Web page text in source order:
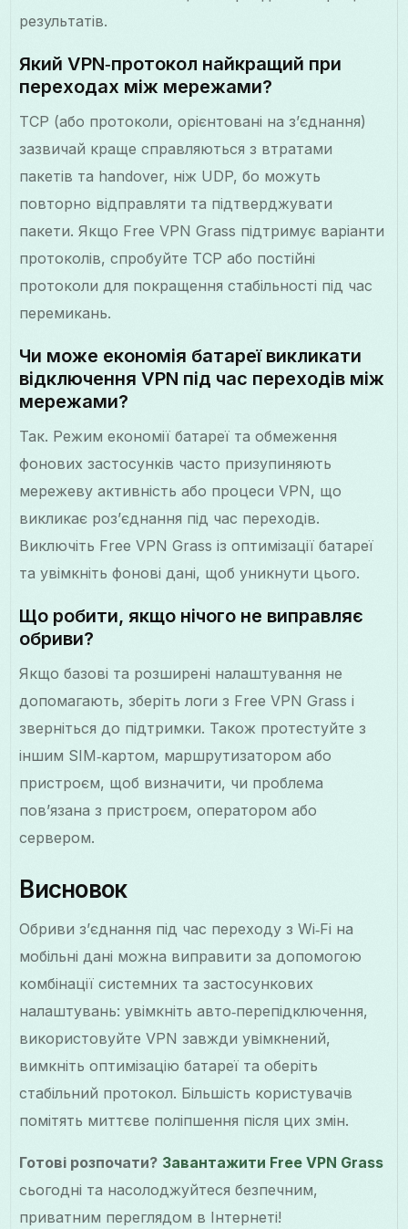
результатів.
Який VPN‑протокол найкращий при
переходах між мережами?
TCP (або протоколи, орієнтовані на з’єднання)
зазвичай краще справляються з втратами
пакетів та handover, ніж UDP, бо можуть
повторно відправляти та підтверджувати
пакети. Якщо Free VPN Grass підтримує варіанти
протоколів, спробуйте TCP або постійні
протоколи для покращення стабільності під час
перемикань.
Чи може економія батареї викликати
відключення VPN під час переходів між
мережами?
Так. Режим економії батареї та обмеження
фонових застосунків часто призупиняють
мережеву активність або процеси VPN, що
викликає роз’єднання під час переходів.
Виключіть Free VPN Grass із оптимізації батареї
та увімкніть фонові дані, щоб уникнути цього.
Що робити, якщо нічого не виправляє
обриви?
Якщо базові та розширені налаштування не
допомагають, зберіть логи з Free VPN Grass і
зверніться до підтримки. Також протестуйте з
іншим SIM‑картом, маршрутизатором або
пристроєм, щоб визначити, чи проблема
пов’язана з пристроєм, оператором або
сервером.
Висновок
Обриви з’єднання під час переходу з Wi‑Fi на
мобільні дані можна виправити за допомогою
комбінації системних та застосункових
налаштувань: увімкніть авто‑перепідключення,
використовуйте VPN завжди увімкнений,
вимкніть оптимізацію батареї та оберіть
стабільний протокол. Більшість користувачів
помітять миттєве поліпшення після цих змін.
Готові розпочати? Завантажити Free VPN Grass
сьогодні та насолоджуйтеся безпечним,
приватним переглядом в Інтернеті!